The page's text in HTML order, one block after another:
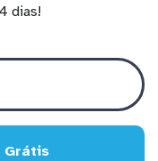
dias!
Grátis